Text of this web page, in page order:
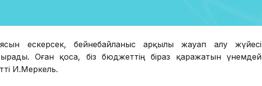
ескерсек, бейнебайланыс арқылы жауап алу жүйесі
Оған қоса, біз бюджеттің біраз қаражатын үнемдей
И.Меркель.